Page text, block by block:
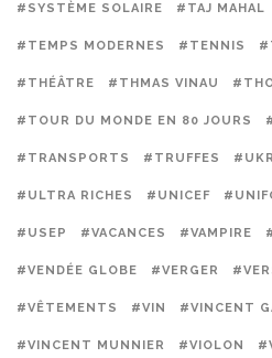
#SYSTÈME SOLAIRE #TAJ MAHAL
#TEMPS MODERNES #TENNIS
#THÉÂTRE #THMAS VINAU
#TOUR DU MONDE EN 80 JOURS
#TRANSPORTS #TRUFFES
#ULTRA RICHES #UNICEF
#USEP #VACANCES #VAMPIRE
#VENDÉE GLOBE #VERGER
#VÊTEMENTS #VIN #VINCENT
#VINCENT MUNNIER #VIOLON